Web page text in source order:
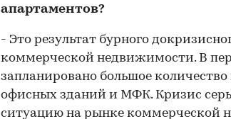
апартаментов?
- Это результат бурного
коммерческой недвижимости. В
запланировано большое количество
офисных зданий и МФК. Кризис
ситуацию на рынке коммерческой